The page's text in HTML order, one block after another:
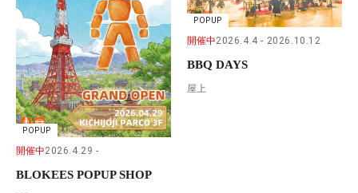
POPUP
開催中2026.4.29
BLOKEES POPUP SHOP
POPUP
開催中2026.4.4 2026.10.12
BBQ DAYS
屋上